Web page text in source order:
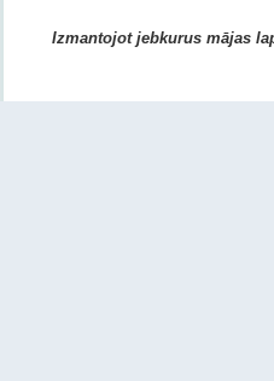
Izmantojot jebkurus mājas